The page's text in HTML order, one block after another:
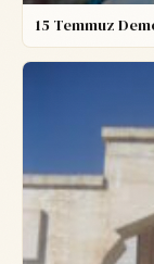
15 Temmuz